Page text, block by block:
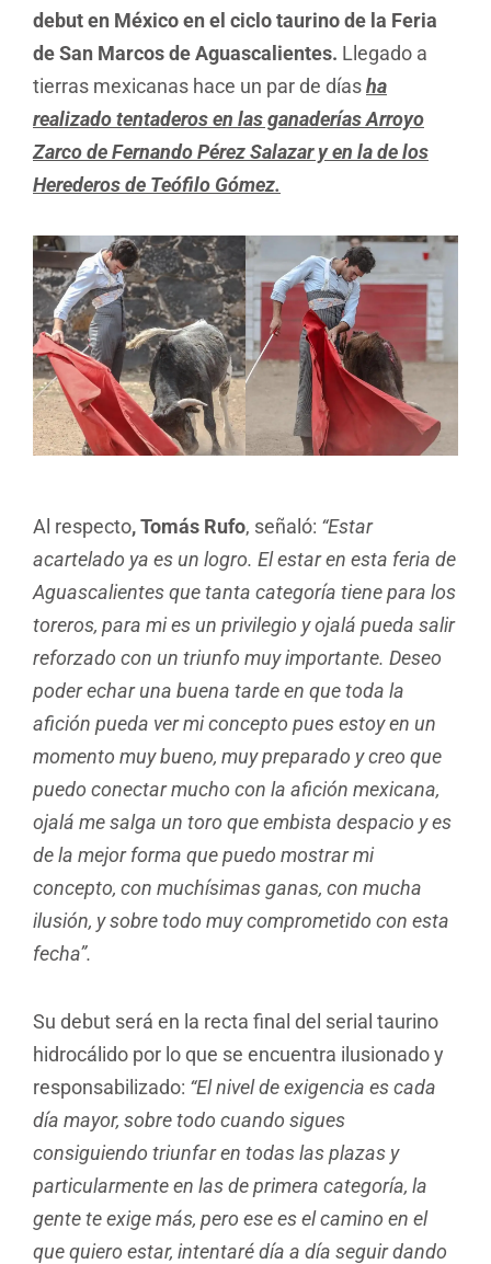
debut en México en el ciclo taurino de la Feria
de San Marcos de Aguascalientes. Llegado a
tierras mexicanas hace un par de díasha
realizado tentaderos en las ganaderías Arroyo
Zarco de Fernando Pérez Salazar y en la de los
Herederos de Teófilo Gómez.
Al respecto, Tomás Rufo, señaló: “Estar
acartelado ya es un logro. El estar en esta feria de
Aguascalientes que tanta categoría tiene para los
toreros, para mi es un privilegio y ojalá pueda salir
reforzado con un triunfo muy importante. Deseo
poder echar una buena tarde en que toda la
afición pueda ver mi concepto pues estoy en un
momento muy bueno, muy preparado y creo que
puedo conectar mucho con la afición mexicana,
ojalá me salga un toro que embista despacio y es
de la mejor forma que puedo mostrar mi
concepto, con muchísimas ganas, con mucha
ilusión, y sobre todo muy comprometido con esta
fecha”.
Su debut será en la recta final del serial taurino
hidrocálido por lo que se encuentra ilusionado y
responsabilizado: “El nivel de exigencia es cada
día mayor, sobre todo cuando sigues
consiguiendo triunfar en todas las plazas y
particularmente en las de primera categoría, la
gente te exige más, pero ese es el camino en el
que quiero estar, intentaré día a día seguir dando